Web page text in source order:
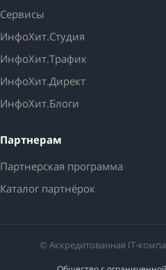
Сервисы
ИнфоХит.Студия
ИнфоХит.Трафик
ИнфоХит.Директ
ИнфоХит.Блоги
Партнерам
Партнерская программа
Каталог партнёрок
© Аккредитованная IT-